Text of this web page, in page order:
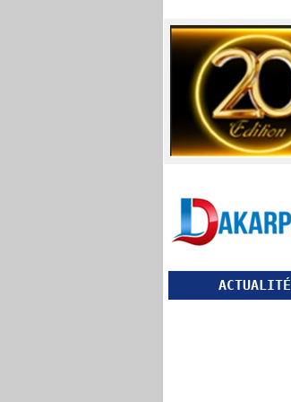
ACTUALITÉ